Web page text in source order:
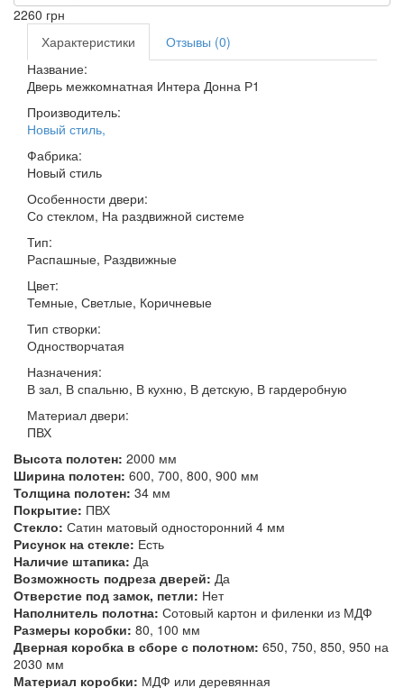
2260 грн
Характеристики
Отзывы (0)
Название:
Дверь межкомнатная Интера Донна Р1
Производитель:
Новый стиль,
Фабрика:
Новый стиль
Особенности двери:
Со стеклом, На раздвижной системе
Тип:
Распашные, Раздвижные
Цвет:
Темные, Светлые, Коричневые
Тип створки:
Одностворчатая
Назначения:
В зал, В спальню, В кухню, В детскую, В гардеробную
Материал двери:
ПВХ
Высота полотен: 2000 мм
Ширина полотен: 600, 700, 800, 900 мм
Толщина полотен: 34 мм
Покрытие: ПВХ
Стекло: Сатин матовый односторонний 4 мм
Рисунок на стекле: Есть
Наличие штапика: Да
Возможность подреза дверей: Да
Отверстие под замок, петли: Нет
Наполнитель полотна: Сотовый картон и филенки из МДФ
Размеры коробки: 80, 100 мм
Дверная коробка в сборе с полотном: 650, 750, 850, 950 на
2030 мм
Материал коробки: МДФ или деревянная